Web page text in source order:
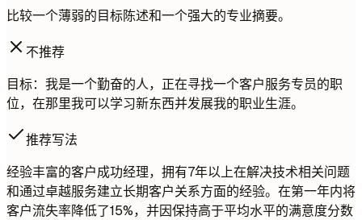
比较一个薄弱的目标陈述和一个强大的专业摘要。
不推荐
目标：我是一个勤奋的人，正在寻找一个客户服务专员的职
位，在那里我可以学习新东西并发展我的职业生涯。
推荐写法
经验丰富的客户成功经理，拥有7年以上在解决技术相关问题
和通过卓越服务建立长期客户关系方面的经验。在第一年内将
客户流失率降低了15%，并因保持高于平均水平的满意度分数